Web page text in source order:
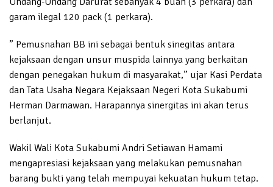
garam ilegal 120 pack (1 perkara).
” Pemusnahan BB ini sebagai bentuk sinegitas antara
kejaksaan dengan unsur muspida lainnya yang berkaitan
dengan penegakan hukum di masyarakat,” ujar Kasi Perdata
dan Tata Usaha Negara Kejaksaan Negeri Kota Sukabumi
Herman Darmawan. Harapannya sinergitas ini akan terus
berlanjut.
Wakil Wali Kota Sukabumi Andri Setiawan Hamami
mengapresiasi kejaksaan yang melakukan pemusnahan
barang bukti yang telah mempuyai kekuatan hukum tetap.